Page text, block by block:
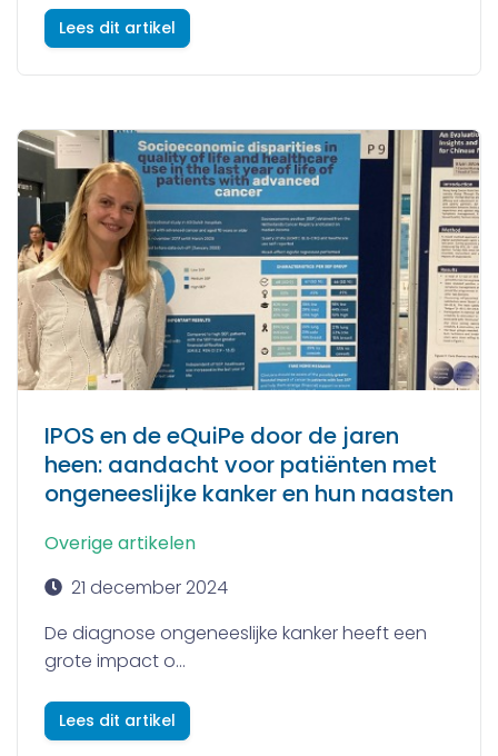
Lees dit artikel
IPOS en de eQuiPe door de jaren
heen: aandacht voor patiënten met
ongeneeslijke kanker en hun naasten
Overige artikelen
21 december 2024
De diagnose ongeneeslijke kanker heeft een
grote impact o...
Lees dit artikel